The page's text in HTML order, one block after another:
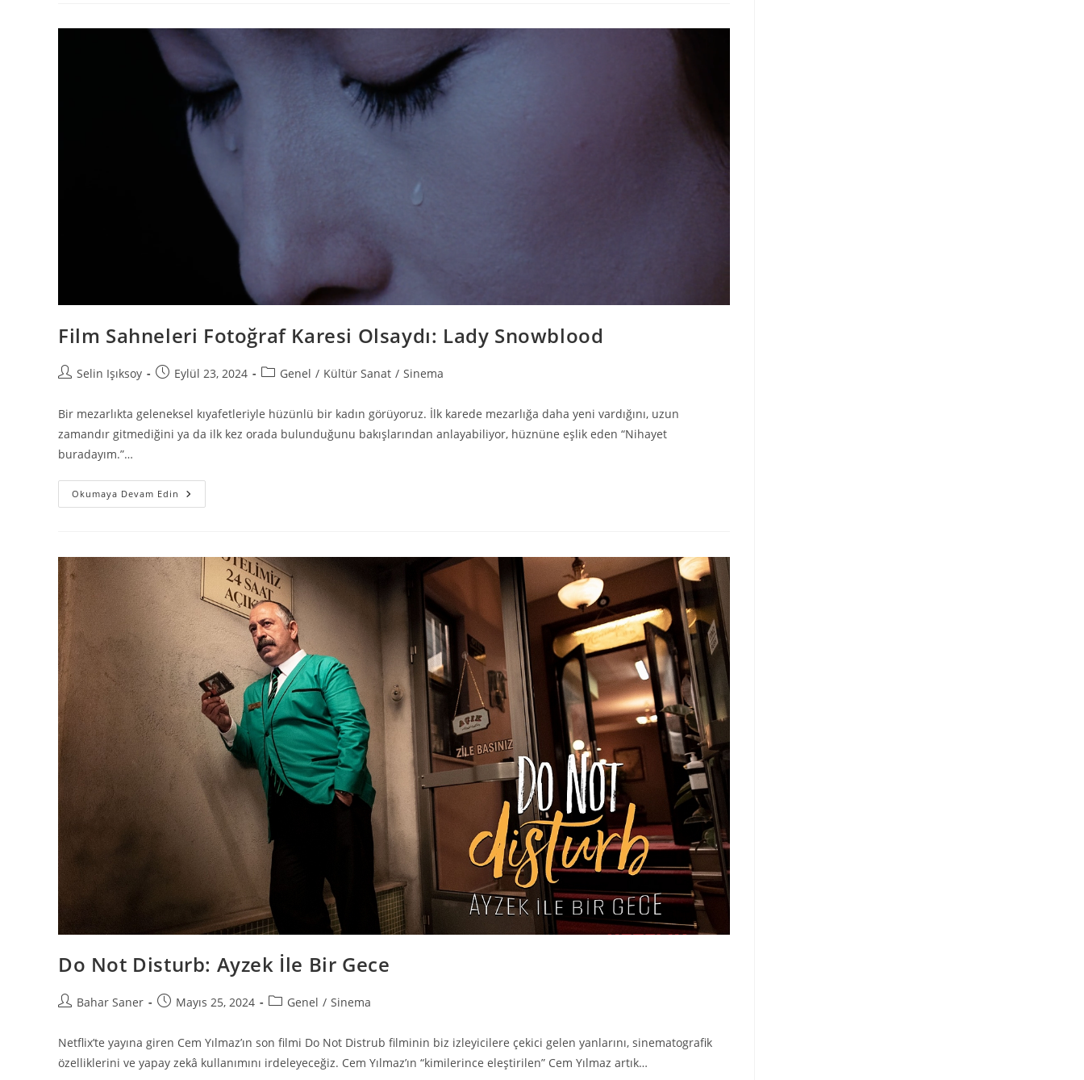
Film Sahneleri Fotoğraf Karesi Olsaydı: Lady Snowblood
Selin Işıksoy Eylül 23, 2024 Genel / Kültür Sanat / Sinema
Bir mezarlıkta geleneksel kıyafetleriyle hüzünlü bir kadın görüyoruz. İlk karede mezarlığa daha yeni vardığını, uzun
zamandır gitmediğini ya da ilk kez orada bulunduğunu bakışlarından anlayabiliyor, hüznüne eşlik eden “Nihayet
buradayım.”…
Okumaya Devam Edin
Do Not Disturb: Ayzek İle Bir Gece
Bahar Saner Mayıs 25, 2024 Genel / Sinema
Netflix’te yayına giren Cem Yılmaz’ın son filmi Do Not Distrub filminin biz izleyicilere çekici gelen yanlarını, sinematografik
özelliklerini ve yapay zekâ kullanımını irdeleyeceğiz. Cem Yılmaz’ın “kimilerince eleştirilen” Cem Yılmaz artık…